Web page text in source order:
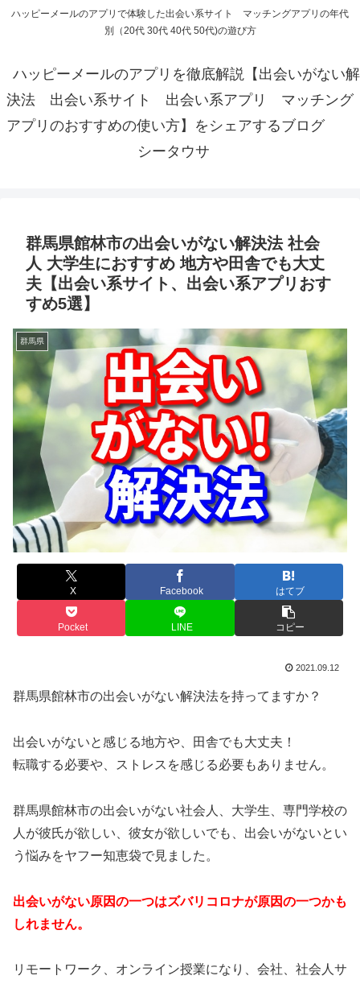
ハッピーメールのアプリで体験した出会い系サイト マッチングアプリの年代
別（20代 30代 40代 50代)の遊び方
ハッピーメールのアプリを徹底解説【出会いがない解
決法 出会い系サイト 出会い系アプリ マッチング
アプリのおすすめの使い方】をシェアするブログ
シータウサ
群馬県館林市の出会いがない解決法 社会
人 大学生におすすめ 地方や田舎でも大丈
夫【出会い系サイト、出会い系アプリおす
すめ5選】
群馬県
X Facebook はてブ
Pocket LINE コピー
2021.09.12
群馬県館林市の出会いがない解決法を持ってますか？
出会いがないと感じる地方や、田舎でも大丈夫！
転職する必要や、ストレスを感じる必要もありません。
群馬県館林市の出会いがない社会人、大学生、専門学校の
人が彼氏が欲しい、彼女が欲しいでも、出会いがないとい
う悩みをヤフー知恵袋で見ました。
出会いがない原因の一つはズバリコロナが原因の一つかも
しれません。
リモートワーク、オンライン授業になり、会社、社会人サ